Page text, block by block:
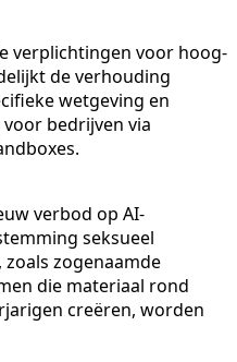
verplichtingen voor hoog-
de verhouding
wetgeving en
bedrijven via
verbod op AI-
seksueel
zogenaamde
die materiaal rond
creëren, worden